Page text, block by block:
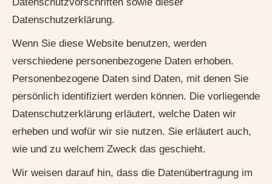
Datenschutzerklärung.
Wenn Sie diese Website benutzen, werden
verschiedene personenbezogene Daten erhoben.
Personenbezogene Daten sind Daten, mit denen Sie
persönlich identifiziert werden können. Die vorliegende
Datenschutzerklärung erläutert, welche Daten wir
erheben und wofür wir sie nutzen. Sie erläutert auch,
wie und zu welchem Zweck das geschieht.
Wir weisen darauf hin, dass die Datenübertragung im